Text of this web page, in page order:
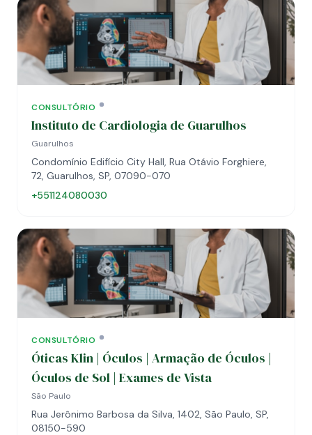
CONSULTÓRIO
Instituto de Cardiologia de Guarulhos
Guarulhos
Condomínio Edifício City Hall, Rua Otávio Forghiere,
72, Guarulhos, SP, 07090-070
+551124080030
CONSULTÓRIO
Óticas Klin | Óculos | Armação de Óculos |
Óculos de Sol | Exames de Vista
São Paulo
Rua Jerônimo Barbosa da Silva, 1402, São Paulo, SP,
08150-590